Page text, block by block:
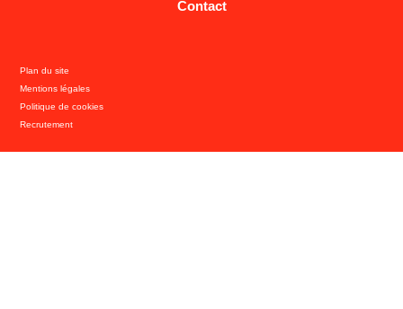
Contact
Plan du site
Mentions légales
Politique de cookies
Recrutement